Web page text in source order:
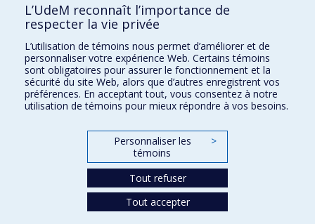
Kinésiologie et des sciences de l’activité physique
Orthophonie et audiologie
Réadaptation
Directions
DPC
CPASS
L’UdeM reconnaît l’importance de
respecter la vie privée
L’utilisation de témoins nous permet d’améliorer et de
personnaliser votre expérience Web. Certains témoins
sont obligatoires pour assurer le fonctionnement et la
sécurité du site Web, alors que d’autres enregistrent vos
préférences. En acceptant tout, vous consentez à notre
utilisation de témoins pour mieux répondre à vos besoins.
Personnaliser les
témoins
>
Tout refuser
Tout accepter